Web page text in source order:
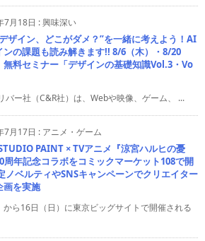
7月18日 :興味深い
ザイン、どこがダメ？”を一緒に考えよう！AI
ンの課題も読み解きます!! 8/6（木）・8/20
無料セミナー「デザインの基礎知識Vol.3・Vo
バー社（C&R社）は、Webや映像、ゲーム、 ...
7月17日 : アニメ・ゲーム
PAINT × TVアニメ『涼宮ハルヒの憂
周年記念コラボをコミックマーケット108で開
ノベルティやSNSキャンペーンでクリエイター
画を実施
ら16日（日）に東京ビッグサイトで開催される